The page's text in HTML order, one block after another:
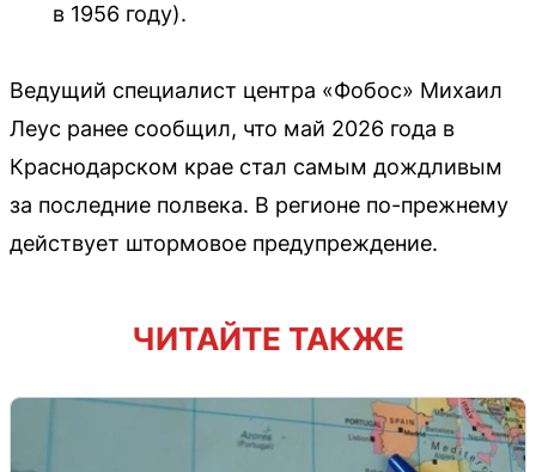
в 1956 году).
Ведущий специалист центра «Фобос» Михаил
Леус ранее сообщил, что май 2026 года в
Краснодарском крае стал самым дождливым
за последние полвека. В регионе по-прежнему
действует штормовое предупреждение.
ЧИТАЙТЕ ТАКЖЕ